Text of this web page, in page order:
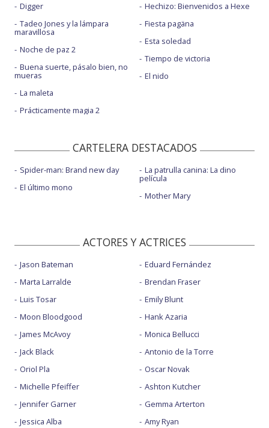
Digger
Tadeo Jones y la lámpara
maravillosa
Noche de paz 2
Buena suerte, pásalo bien, no
mueras
La maleta
Prácticamente magia 2
Hechizo: Bienvenidos a Hexe
Fiesta pagäna
Esta soledad
Tiempo de victoria
El nido
CARTELERA DESTACADOS
Spider-man: Brand new day
El último mono
La patrulla canina: La dino
película
Mother Mary
ACTORES Y ACTRICES
Jason Bateman
Marta Larralde
Luis Tosar
Moon Bloodgood
James McAvoy
Jack Black
Oriol Pla
Michelle Pfeiffer
Jennifer Garner
Jessica Alba
Eduard Fernández
Brendan Fraser
Emily Blunt
Hank Azaria
Monica Bellucci
Antonio de la Torre
Oscar Novak
Ashton Kutcher
Gemma Arterton
Amy Ryan